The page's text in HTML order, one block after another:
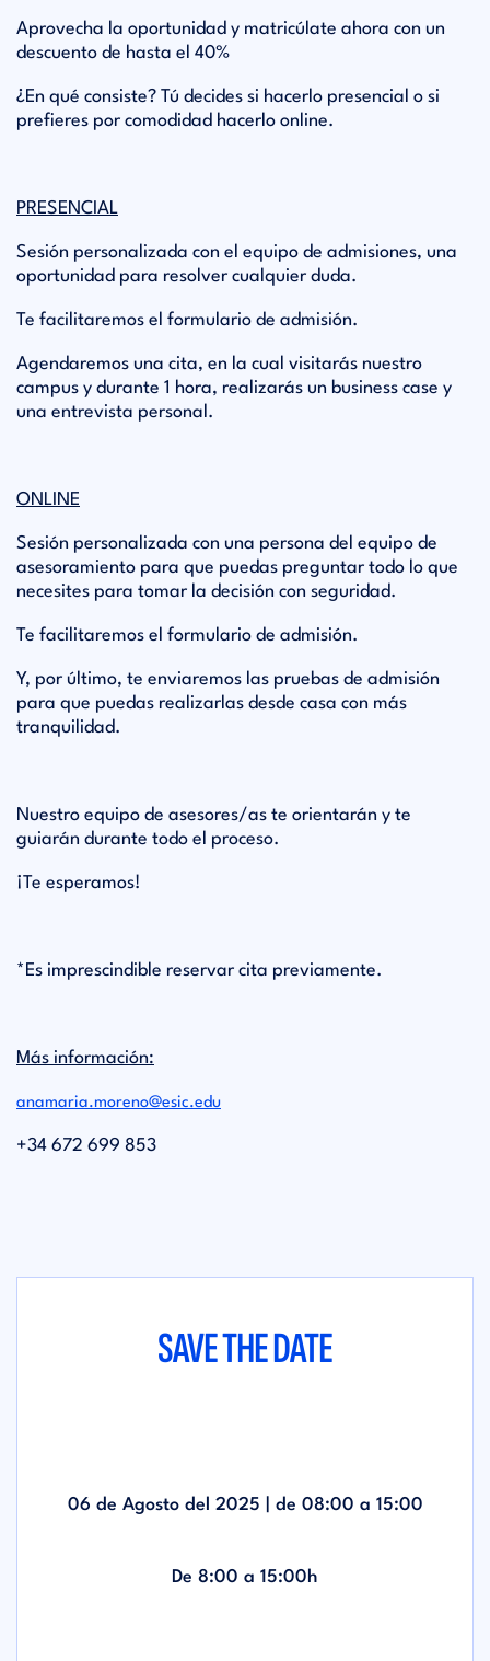
Aprovecha la oportunidad y matricúlate ahora con un
descuento de hasta el 40%
¿En qué consiste? Tú decides si hacerlo presencial o si
prefieres por comodidad hacerlo online.
PRESENCIAL
Sesión personalizada con el equipo de admisiones, una
oportunidad para resolver cualquier duda.
Te facilitaremos el formulario de admisión.
Agendaremos una cita, en la cual visitarás nuestro
campus y durante 1 hora, realizarás un business case y
una entrevista personal.
ONLINE
Sesión personalizada con una persona del equipo de
asesoramiento para que puedas preguntar todo lo que
necesites para tomar la decisión con seguridad.
Te facilitaremos el formulario de admisión.
Y, por último, te enviaremos las pruebas de admisión
para que puedas realizarlas desde casa con más
tranquilidad.
Nuestro equipo de asesores/as te orientarán y te
guiarán durante todo el proceso.
¡Te esperamos!
*Es imprescindible reservar cita previamente.
Más información:
anamaria.moreno@esic.edu
+34 672 699 853
SAVE THE DATE
06 de Agosto del 2025 | de 08:00 a 15:00
De 8:00 a 15:00h